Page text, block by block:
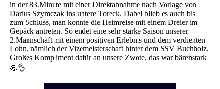
in der 83.Minute mit einer Direktabnahme nach Vorlage von
Darius Szymczak ins untere Toreck. Dabei blieb es auch bis
zum Schluss, man konnte die Heimreise mit einem Dreier im
Gepäck antreten. So endet eine sehr starke Saison unserer
2.Mannschaft mit einem positiven Erlebnis und dem verdienten
Lohn, nämlich der Vizemeisterschaft hinter dem SSV Buchholz.
Großes Kompliment dafür an unsere Zwote, das war bärenstark
💪👌